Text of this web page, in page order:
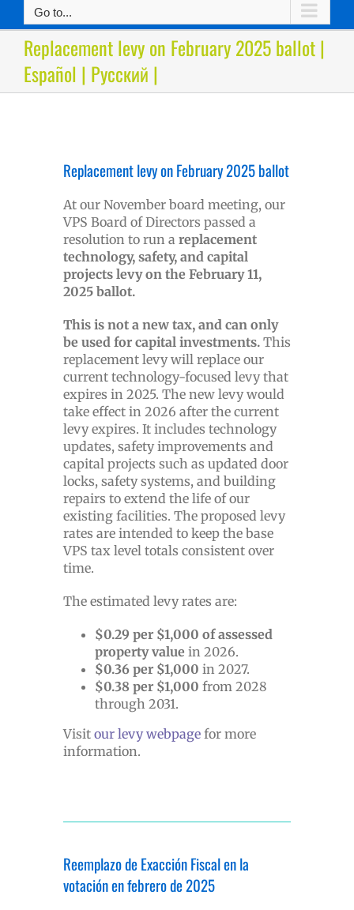
Go to...
Replacement levy on February 2025 ballot |
Español | Русский |
Replacement levy on February 2025 ballot
At our November board meeting, our
VPS Board of Directors passed a
resolution to run a replacement
technology, safety, and capital
projects levy on the February 11,
2025 ballot.
This is not a new tax, and can only
be used for capital investments. This
replacement levy will replace our
current technology-focused levy that
expires in 2025. The new levy would
take effect in 2026 after the current
levy expires. It includes technology
updates, safety improvements and
capital projects such as updated door
locks, safety systems, and building
repairs to extend the life of our
existing facilities. The proposed levy
rates are intended to keep the base
VPS tax level totals consistent over
time.
The estimated levy rates are:
$0.29 per $1,000 of assessed
property value in 2026.
$0.36 per $1,000 in 2027.
$0.38 per $1,000 from 2028
through 2031.
Visit our levy webpage for more
information.
Reemplazo de Exacción Fiscal en la
votación en febrero de 2025